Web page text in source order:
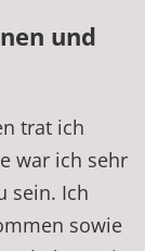
und
trat ich
war ich sehr
sein. Ich
sowie